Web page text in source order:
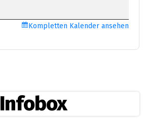
Kompletten Kalender ansehen
Infobox